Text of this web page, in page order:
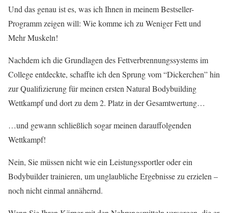
Und das genau ist es, was ich Ihnen in meinem Bestseller-
Programm zeigen will: Wie komme ich zu Weniger Fett und
Mehr Muskeln!
Nachdem ich die Grundlagen des Fettverbrennungssystems im
College entdeckte, schaffte ich den Sprung vom “Dickerchen” hin
zur Qualifizierung für meinen ersten Natural Bodybuilding
Wettkampf und dort zu dem 2. Platz in der Gesamtwertung…
…und gewann schließlich sogar meinen darauffolgenden
Wettkampf!
Nein, Sie müssen nicht wie ein Leistungssportler oder ein
Bodybuilder trainieren, um unglaubliche Ergebnisse zu erzielen –
noch nicht einmal annähernd.